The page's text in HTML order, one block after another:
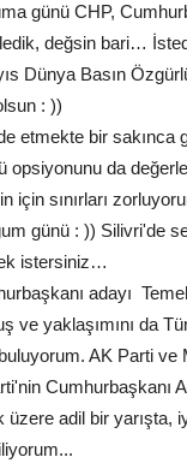
günü CHP,
değsin bari…
Dünya Basın
: ))
etmekte bir sakınca
opsiyonunu da
için sınırları
günü : )) Silivri'de
istersiniz…
adayı Temel
ve yaklaşımını da
AK Parti ve
Cumhurbaşkanı
üzere adil bir yarışta,